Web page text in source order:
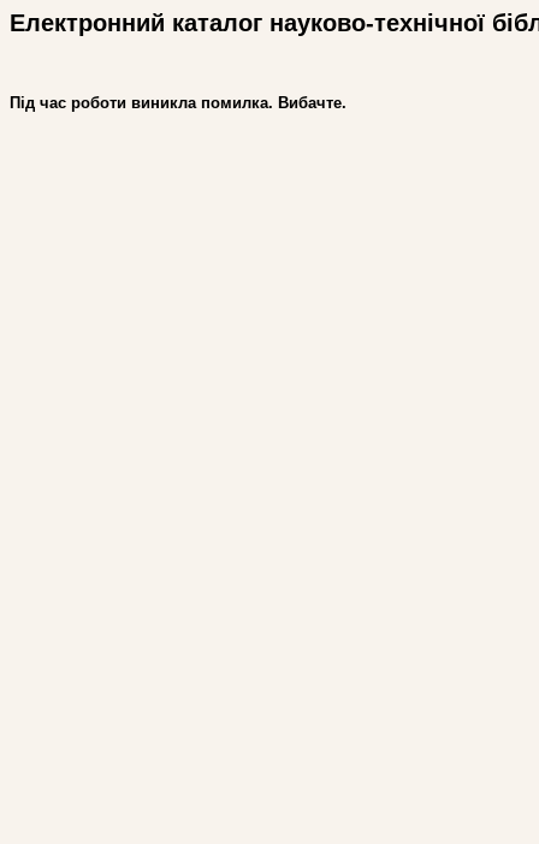
Електронний каталог науково-технічної
Під час роботи виникла помилка. Вибачте.